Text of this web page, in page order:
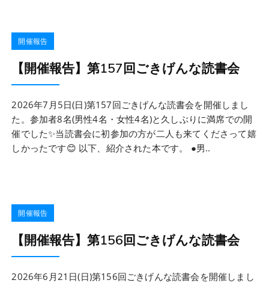
開催報告
【開催報告】第157回ごきげんな読書会
2026年7月5日(日)第157回ごきげんな読書会を開催しまし
た。参加者8名(男性4名・女性4名)と久しぶりに満席での開
催でした✨当読書会に初参加の方が二人も来てくださって嬉
しかったです😊 以下、紹介された本です。 ●男..
開催報告
【開催報告】第156回ごきげんな読書会
2026年6月21日(日)第156回ごきげんな読書会を開催しまし